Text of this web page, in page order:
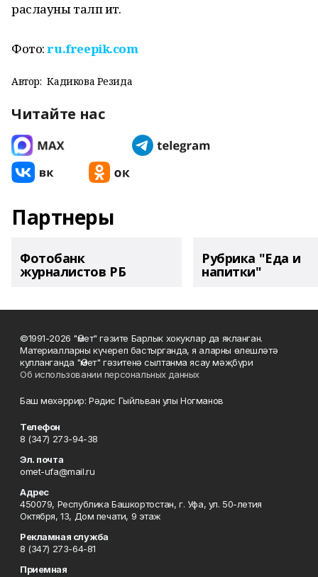
раслауны таләп итә.
Фото:ru.freepik.com
Автор: Кадикова Резида
Читайте нас
Партнеры
Фотобанк
журналистов РБ
Рубрика "Еда и
напитки"
©1991-2026 "Өмет" гәзите Барлык хокуклар да якланган.
Материалларны күчереп бастырганда, я аларны өлешләтә
кулланганда "Өмет" гәзитенә сылтанма ясау мәҗбүри
Об использовании персональных данных
Баш мөхәррир: Рәдис Гыйльван улы Ногманов
Телефон
8 (347) 273-94-38
Эл. почта
omet-ufa@mail.ru
Адрес
450079, Республика Башкортостан, г. Уфа, ул. 50-летия
Октября, 13, Дом печати, 9 этаж
Рекламная служба
8 (347) 273-64-81
Приемная